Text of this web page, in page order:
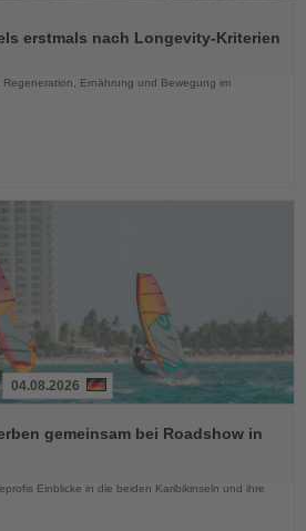
erstmals nach Longevity-Kriterien
Ernährung und Bewegung im
04.08.2026
gemeinsam bei Roadshow in
Einblicke in die beiden Karibikinseln und ihre